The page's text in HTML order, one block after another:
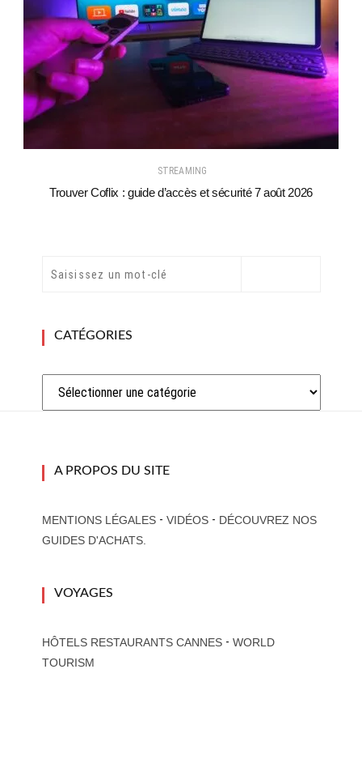
STREAMING
Trouver Coflix : guide d’accès et sécurité 7 août 2026
CATÉGORIES
A PROPOS DU SITE
MENTIONS LÉGALES- VIDÉOS- DÉCOUVREZ NOS
GUIDES D'ACHATS.
VOYAGES
HÔTELS RESTAURANTS CANNES- WORLD
TOURISM